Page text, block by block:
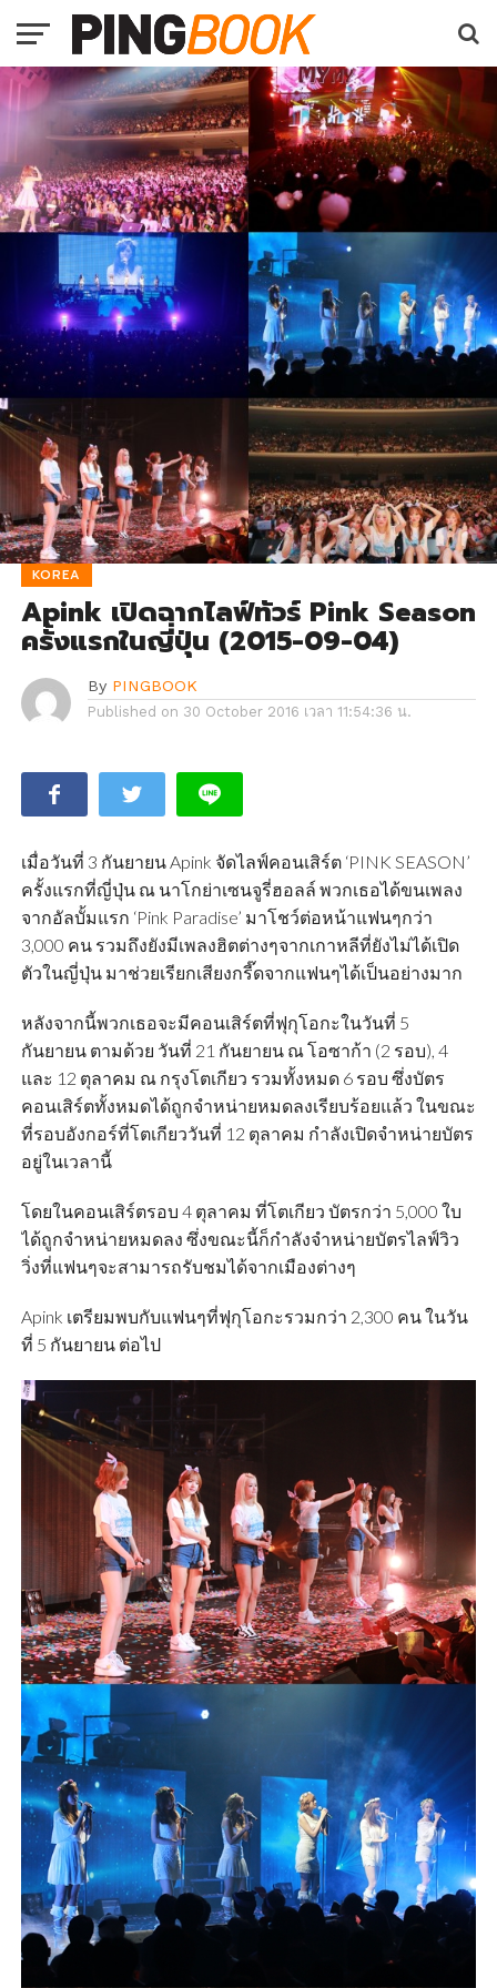
KOREA
Apink เปิดฉากไลฟ์ทัวร์ Pink Season
ครั้งแรกในญี่ปุ่น (2015-09-04)
By PINGBOOK
Published on 30 October 2016 เวลา 11:54:36 น.
เมื่อวันที่ 3 กันยายน Apink จัดไลฟ์คอนเสิร์ต ‘PINK SEASON’
ครั้งแรกที่ญี่ปุ่น ณ นาโกย่าเซนจูรี่ฮอลล์ พวกเธอได้ขนเพลง
จากอัลบั้มแรก ‘Pink Paradise’ มาโชว์ต่อหน้าแฟนๆกว่า
3,000 คน รวมถึงยังมีเพลงฮิตต่างๆจากเกาหลีที่ยังไม่ได้เปิด
ตัวในญี่ปุ่น มาช่วยเรียกเสียงกรี๊ดจากแฟนๆได้เป็นอย่างมาก
หลังจากนี้พวกเธอจะมีคอนเสิร์ตที่ฟุกุโอกะในวันที่ 5
กันยายน ตามด้วย วันที่ 21 กันยายน ณ โอซาก้า (2 รอบ), 4
และ 12 ตุลาคม ณ กรุงโตเกียว รวมทั้งหมด 6 รอบ ซึ่งบัตร
คอนเสิร์ตทั้งหมดได้ถูกจำหน่ายหมดลงเรียบร้อยแล้ว ในขณะ
ที่รอบอังกอร์ที่โตเกียววันที่ 12 ตุลาคม กำลังเปิดจำหน่ายบัตร
อยู่ในเวลานี้
โดยในคอนเสิร์ตรอบ 4 ตุลาคม ที่โตเกียว บัตรกว่า 5,000 ใบ
ได้ถูกจำหน่ายหมดลง ซึ่งขณะนี้ก็กำลังจำหน่ายบัตรไลฟ์วิว
วิ่งที่แฟนๆจะสามารถรับชมได้จากเมืองต่างๆ
Apink เตรียมพบกับแฟนๆที่ฟุกุโอกะรวมกว่า 2,300 คน ในวัน
ที่ 5 กันยายน ต่อไป